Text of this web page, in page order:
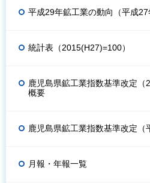
平成29年鉱工業の動向（平成27
統計表（2015(H27)=100）
鹿児島県鉱工業指数基準改定
概要
鹿児島県鉱工業指数基準改定
月報・年報一覧